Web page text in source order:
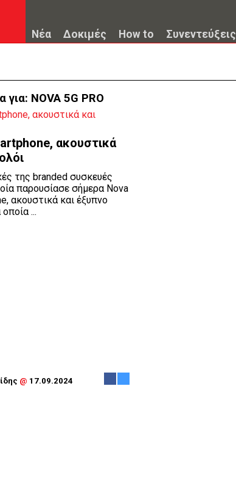
Νέα Δοκιμές How to Συνεντεύξεις
για: NOVA 5G PRO
ακουστικά
της branded συσκευές
παρουσίασε σήμερα Nova
ακουστικά και έξυπνο
...
@ 17.09.2024